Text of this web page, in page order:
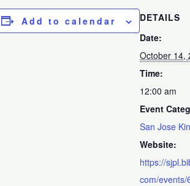
Add to calendar
DETAILS
Date:
October 14,
Time:
12:00 am
Event
San Jose
Website:
https://
com/events/